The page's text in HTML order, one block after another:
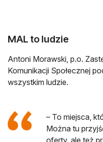
MAL to ludzie
Antoni Morawski, p.o.
Komunikacji Społecznej
wszystkim ludzie.
– To miejsca,
Można tu